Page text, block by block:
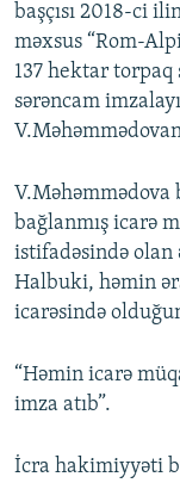
başçısı 2018-ci
məxsus “Rom-
137 hektar torpaq
sərəncam
bağlanmış icarə
istifadəsində olan
Halbuki, həmin
icarəsində
“Həmin icarə
imza atıb”.
İcra hakimiyyəti